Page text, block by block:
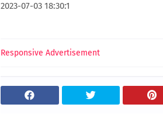
2023-07-03 18:30:1
Responsive Advertisement